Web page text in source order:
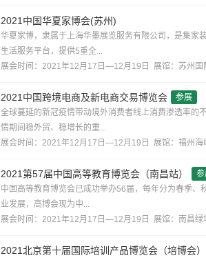
2021中国华夏家博会(苏州)
华夏家博，隶属于上海华墨展览服务有限公司，是集家
生活服务平台，提供5重全...
展会时间：2021年12月17日—12月19日 展馆： 苏州国
2021中国跨境电商及新电商交易博览会
参展
全球蔓延的新冠疫情带动境外消费者线上消费渗透率的
情期间稳外贸、稳增长的重...
展会时间：2021年12月17日—12月19日 展馆： 福州海
2021第57届中国高等教育博览会（南昌站）
中国高等教育博览会已成功举办56届，每年分为春季
业发展，高博会现为中...
展会时间：2021年12月17日—12月19日 展馆： 南昌绿
2021北京第十届国际培训产品博览会（培博会）